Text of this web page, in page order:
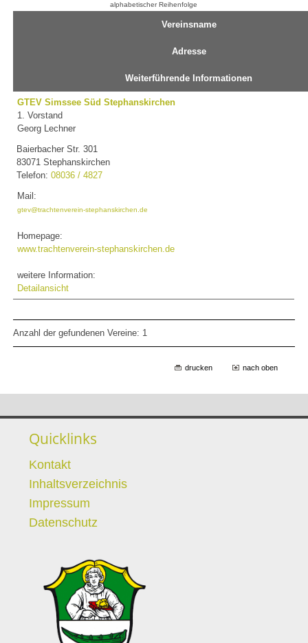
alphabetischer Reihenfolge
Vereinsname
Adresse
Weiterführende Informationen
GTEV Simssee Süd Stephanskirchen
1. Vorstand
Georg Lechner
Baierbacher Str. 301
83071 Stephanskirchen
Telefon:08036 / 4827
Mail:
gtev@trachtenverein-stephanskirchen.de
Homepage:
www.trachtenverein-stephanskirchen.de
weitere Information:
Detailansicht
Anzahl der gefundenen Vereine: 1
drucken nach oben
Quicklinks
Kontakt
Inhaltsverzeichnis
Impressum
Datenschutz